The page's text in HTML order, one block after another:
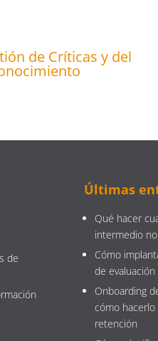
de Críticas y del
de
Últimas
Qué hacer
intermedio
Cómo
de
Onboarding
cómo
retención